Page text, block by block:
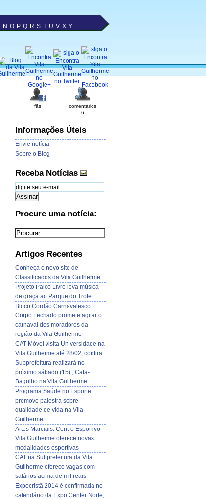
N O P Q R S T U V X Y
fãs
comentários
6
Informações Úteis
Envie notícia
Sobre o Blog
Receba Notícias
Procure uma notícia:
Artigos Recentes
Conheça o novo site de
Classificados da Vila Guilherme
Projeto Palco Livre leva música
de graça ao Parque do Trote
Bloco Cordão Carnavalesco
Corpo Fechado promete agitar o
carnaval dos moradores da
região da Vila Guilherme
CAT Móvel visita Universidade na
Vila Guilherme até 28/02; confira
Subprefeitura realizará no
próximo sábado (15) , Cata-
Bagulho na Vila Guilherme
Programa Saúde no Esporte
promove palestra sobre
qualidade de vida na Vila
Guilherme
Artes Marciais: Centro Esportivo
Vila Guilherme oferece novas
modalidades esportivas
CAT na Subprefeitura da Vila
Guilherme oferece vagas com
salários acima de mil reais
Expocristã 2014 é confirmada no
calendário da Expo Center Norte,